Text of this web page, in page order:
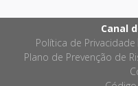
Canal
Política de Privacidade
Plano de Prevenção de